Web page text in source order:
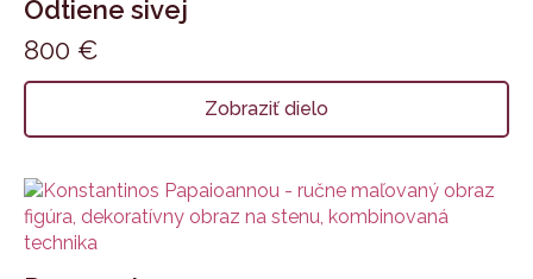
Odtiene sivej
800 €
Zobraziť dielo